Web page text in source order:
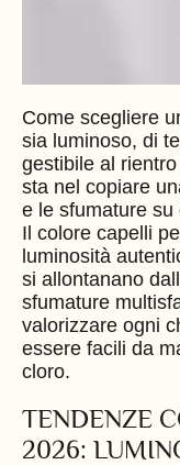
Come scegliere
sia luminoso, di
gestibile al
sta nel copiare
e le sfumature su
Il colore capelli
luminosità
si allontanano
sfumature
valorizzare ogni
essere facili da
cloro.
TENDENZE
2026: